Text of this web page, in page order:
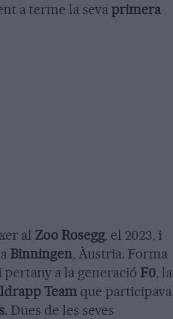
a terme la seva primera
al Zoo Rosegg, el 2023, i
Binningen, Àustria. Forma
pertany a la generació F0, la
Team que participava
. Dues de les seves